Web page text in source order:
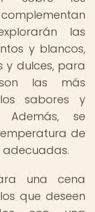
las
y blancos,
y dulces, para
las más
sabores y
se
de
adecuadas.
una cena
que deseen